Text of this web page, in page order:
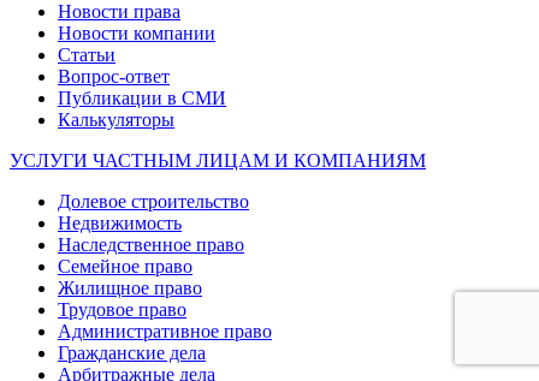
Новости права
Новости компании
Статьи
Вопрос-ответ
Публикации в СМИ
Калькуляторы
УСЛУГИ ЧАСТНЫМ ЛИЦАМ И КОМПАНИЯМ
Долевое строительство
Недвижимость
Наследственное право
Семейное право
Жилищное право
Трудовое право
Административное право
Гражданские дела
Арбитражные дела